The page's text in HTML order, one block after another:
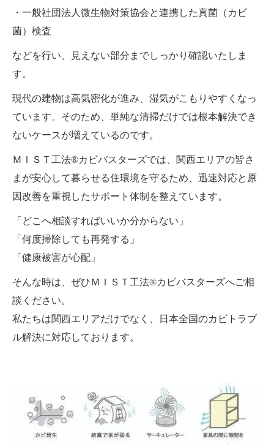
・一般社団法人微生物対策協会と連携した真菌（カビ
菌）検査
などを行い、見えない部分までしっかり確認いたしま
す。
現代の建物は高気密化が進み、湿気がこもりやすくなっ
ています。そのため、単純な清掃だけでは根本解決でき
ないケースが増えているのです。
ＭＩＳＴ工法®カビバスターズでは、関西エリアの皆さ
まが安心して暮らせる住環境を守るため、迅速対応と原
因改善を重視したサポート体制を整えています。
「どこへ相談すればいいか分からない」
「何度掃除しても再発する」
「健康被害が心配」
そんな時は、ぜひＭＩＳＴ工法®カビバスターズへご相
談ください。
私たちは関西エリアだけでなく、日本全国のカビトラブ
ル解決に対応しております。